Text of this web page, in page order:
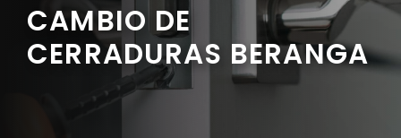
CAMBIO DE
CERRADURAS BERANGA